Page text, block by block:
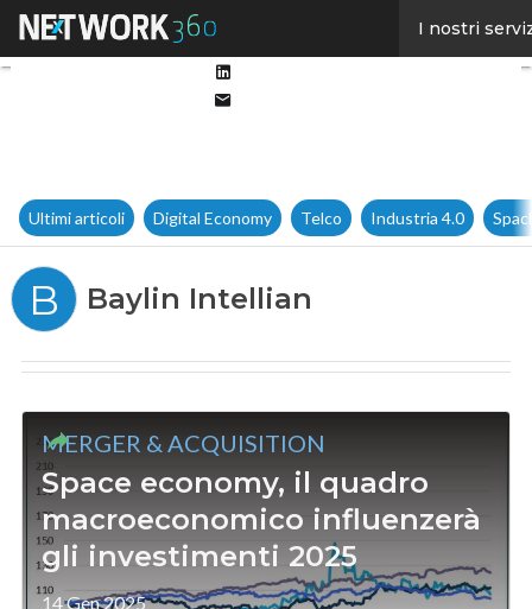
I nostri
Ultimi articoli Digital Economy Telco Industria 4.0
B Baylin Intellian
MERGER & ACQUISITION
Space economy, il quadro
macroeconomico influenzerà
gli investimenti 2025
14 Gen 2025